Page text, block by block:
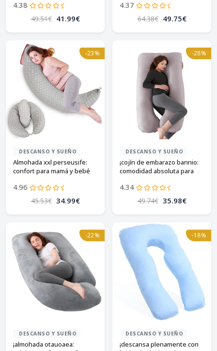
4.38
49.51€ 41.99€
4.37
64.38€ 49.75€
-23%
DESCANSO Y SUEÑO
Almohada xxl perseusife:
confort para mamá y bebé
4.96
45.53€ 34.99€
-28%
DESCANSO Y SUEÑO
¡cojín de embarazo bannio:
comodidad absoluta para
4.34
49.74€ 35.98€
-22%
DESCANSO Y SUEÑO
¡almohada otauoaea:
-18%
DESCANSO Y SUEÑO
¡descansa plenamente con